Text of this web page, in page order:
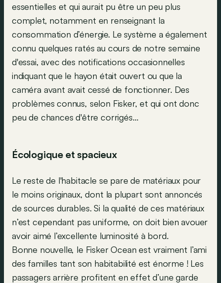
essentielles et qui aurait pu être un peu plus
complet, notamment en renseignant la
consommation d’énergie. Le système a également
connu quelques ratés au cours de notre semaine
d'essai, avec des notifications occasionnelles
indiquant que le hayon était ouvert ou que la
caméra avant avait cessé de fonctionner. Des
problèmes connus, selon Fisker, et qui ont donc
peu de chances d'être corrigés…
Écologique et spacieux
Le reste de l'habitacle se pare de matériaux pour
le moins originaux, dont la plupart sont annoncés
de sources durables. Si la qualité de ces matériaux
n’est cependant pas uniforme, on doit bien avouer
avoir aimé l’excellente luminosité à bord.
Bonne nouvelle, le Fisker Ocean est vraiment l’ami
des familles tant son habitabilité est énorme ! Les
passagers arrière profitent en effet d’une garde